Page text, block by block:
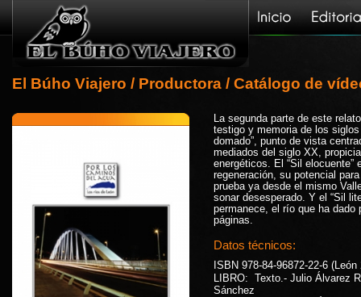
El Búho Viajero / Productora / Catálogo de
La segunda parte de este
testigo y memoria de los
domado”, punto de vista
mediados del siglo XX,
energéticos. El “Sil
regeneración, su potencial
prueba ya desde el mismo
sonar desesperado. Y el “Sil
permanece, el río que ha
páginas.
Datos técnicos:
ISBN 978-84-96872-22-6 (León
LIBRO: Texto.- Julio Álvarez
Sánchez